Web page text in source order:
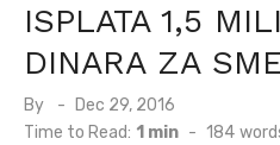
ISPLATA 1,5
DINARA ZA
By
Posted
on
Dec 29, 2016
Time to Read: 1 min - 184